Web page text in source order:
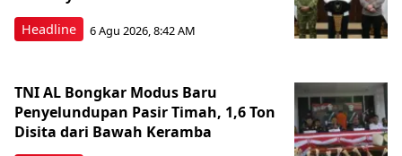
Headline 6 Agu 2026, 8:42 AM
TNI AL Bongkar Modus Baru
Penyelundupan Pasir Timah, 1,6 Ton
Disita dari Bawah Keramba